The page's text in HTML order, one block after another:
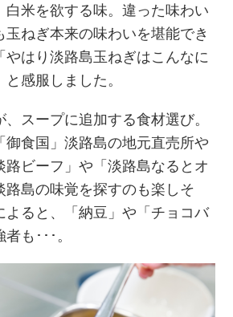
白米を欲する味。違った味わい
玉ねぎ本来の味わいを堪能でき
やはり淡路島玉ねぎはこんなに
感服しました。
スープに追加する食材選び。
御食国」淡路島の地元直売所や
路ビーフ」や「淡路島なるとオ
路島の味覚を探すのも楽しそ
よると、「納豆」や「チョコバ
も･･･。